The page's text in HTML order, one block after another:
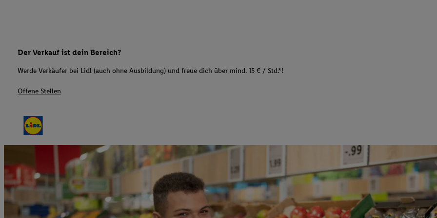
Der Verkauf ist dein Bereich?
Werde Verkäufer bei Lidl (auch ohne Ausbildung) und freue dich über mind. 15 € / Std.*!
Offene Stellen